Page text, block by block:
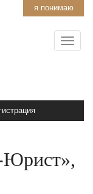
я понимаю
Юрист»,